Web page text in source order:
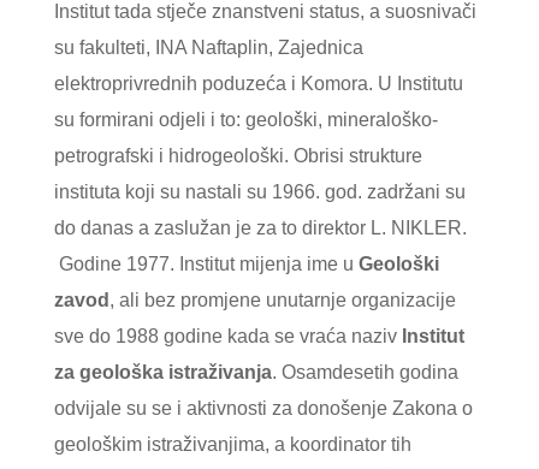
Institut tada stječe znanstveni status, a suosnivači
su fakulteti, INA Naftaplin, Zajednica
elektroprivrednih poduzeća i Komora. U Institutu
su formirani odjeli i to: geološki, mineraloško-
petrografski i hidrogeološki. Obrisi strukture
instituta koji su nastali su 1966. god. zadržani su
do danas a zaslužan je za to direktor L. NIKLER.
Godine 1977. Institut mijenja ime u Geološki
zavod , ali bez promjene unutarnje organizacije
sve do 1988 godine kada se vraća naziv Institut
za geološka istraživanja. Osamdesetih godina
odvijale su se i aktivnosti za donošenje Zakona o
geološkim istraživanjima, a koordinator tih